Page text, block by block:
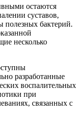
остаются
суставов,
полезных бактерий.
несколько
разработанные
воспалительных
при
связанных с